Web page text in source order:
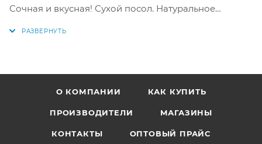
Сочная и вкусная! Сухой посол. Натуральное
Состав: семга филе, соль морская.
- 20 г, жиры - 23 г. Калорийность - 290 ккал.
О КОМПАНИИ КАК КУПИТЬ
ПРОИЗВОДИТЕЛИ МАГАЗИНЫ
КОНТАКТЫ ОПТОВЫЙ ПРАЙС